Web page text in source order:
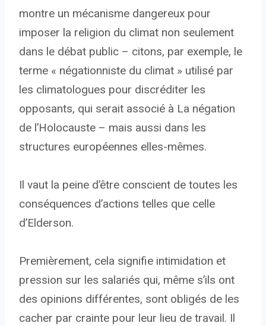
montre un mécanisme dangereux pour
imposer la religion du climat non seulement
dans le débat public – citons, par exemple, le
terme « négationniste du climat » utilisé par
les climatologues pour discréditer les
opposants, qui serait associé à La négation
de l’Holocauste – mais aussi dans les
structures européennes elles-mêmes.
Il vaut la peine d’être conscient de toutes les
conséquences d’actions telles que celle
d’Elderson.
Premièrement, cela signifie intimidation et
pression sur les salariés qui, même s’ils ont
des opinions différentes, sont obligés de les
cacher par crainte pour leur lieu de travail. Il